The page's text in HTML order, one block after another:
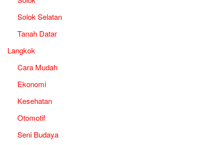
Solok Selatan
Tanah Datar
Langkok
Cara Mudah
Ekonomi
Kesehatan
Otomotif
Seni Budaya